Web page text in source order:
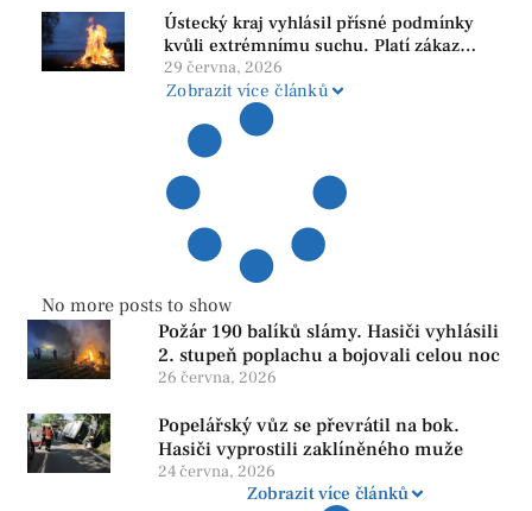
Ústecký kraj vyhlásil přísné podmínky
kvůli extrémnímu suchu. Platí zákaz
ohňů i pyrotechniky
29 června, 2026
Zobrazit více článků
No more posts to show
Požár 190 balíků slámy. Hasiči vyhlásili
2. stupeň poplachu a bojovali celou noc
26 června, 2026
Popelářský vůz se převrátil na bok.
Hasiči vyprostili zaklíněného muže
24 června, 2026
Zobrazit více článků